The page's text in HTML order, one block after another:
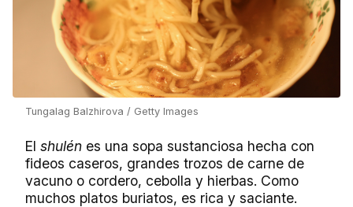
Tungalag Balzhirova / Getty Images
El shulén es una sopa sustanciosa hecha con
fideos caseros, grandes trozos de carne de
vacuno o cordero, cebolla y hierbas. Como
muchos platos buriatos, es rica y saciante.